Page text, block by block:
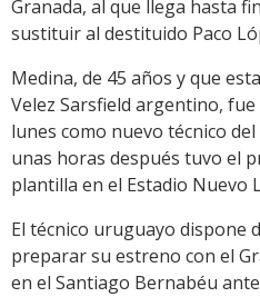
Granada, al que llega hasta
sustituir al destituido Paco
Medina, de 45 años y que
Velez Sarsfield argentino,
lunes como nuevo técnico
unas horas después tuvo el
plantilla en el Estadio Nuevo
El técnico uruguayo dispone
preparar su estreno con el
en el Santiago Bernabéu